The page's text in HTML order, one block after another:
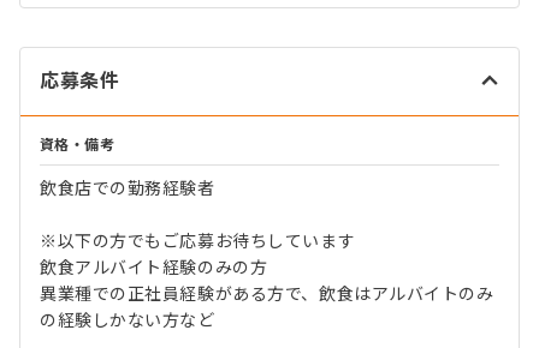
応募条件
資格・備考
飲食店での勤務経験者
※以下の方でもご応募お待ちしています
飲食アルバイト経験のみの方
異業種での正社員経験がある方で、飲食はアルバイトのみ
の経験しかない方など